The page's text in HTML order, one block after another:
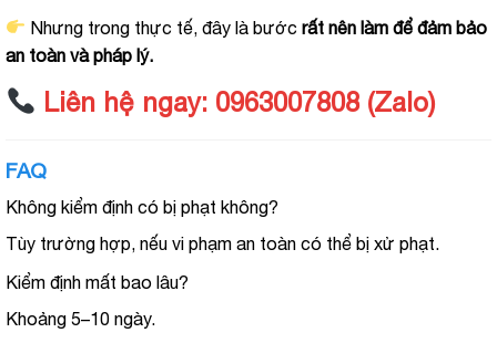
Nhưng trong thực tế, đây là bướcrất nên làm để đảm bảo
an toàn và pháp lý.
Liên hệ ngay: 0963007808 (Zalo)
FAQ
Không kiểm định có bị phạt không?
Tùy trường hợp, nếu vi phạm an toàn có thể bị xử phạt.
Kiểm định mất bao lâu?
Khoảng 5–10 ngày.